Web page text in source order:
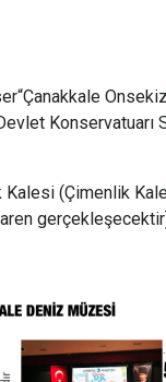
Konservatuarı
Kalesi (Çimenlik